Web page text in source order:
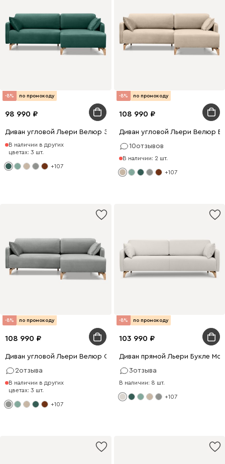
-8% по промокоду
98 990
Диван угловой Льери Велюр Зеленый
В наличии в других
цветах: 3 шт.
+107
-8% по промокоду
108 990
Диван угловой Льери Велюр
10отзывов
В наличии: 2 шт.
+107
-8% по промокоду
108 990
Диван угловой Льери Велюр Светло-серый
2отзыва
В наличии в других
цветах: 3 шт.
+107
-8% по промокоду
103 990
Диван прямой Льери Букле
3отзыва
В наличии: 8 шт.
+107